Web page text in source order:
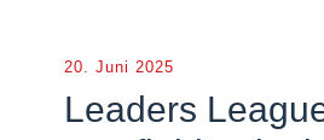
20. Juni 2025
Leaders